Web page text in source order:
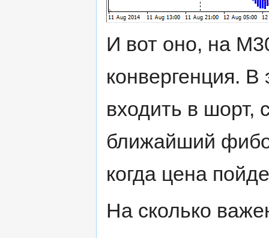
И вот оно, на
конвергенция.
входить в шорт,
ближайший
когда цена
На сколько